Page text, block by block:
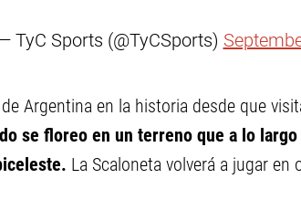
TyC Sports (@TyCSports)
Argentina en la historia desde que
se floreo en un terreno que a lo
La Scaloneta volverá a jugar